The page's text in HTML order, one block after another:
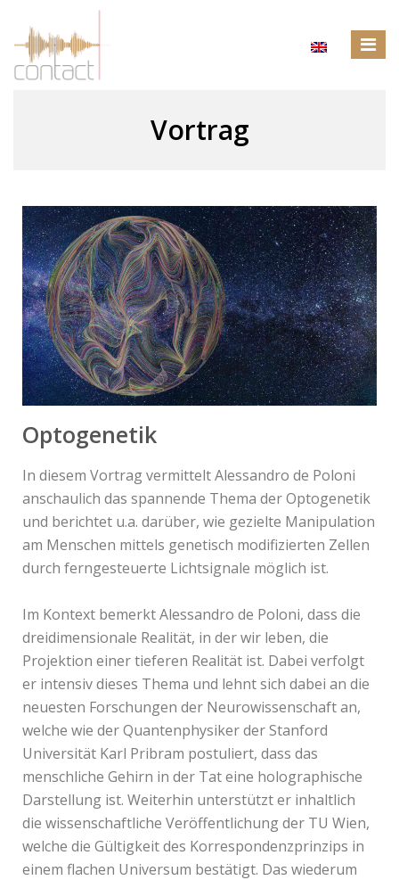
Vortrag
Optogenetik
In diesem Vortrag vermittelt Alessandro de Poloni
anschaulich das spannende Thema der Optogenetik
und berichtet u.a. darüber, wie gezielte Manipulation
am Menschen mittels genetisch modifizierten Zellen
durch ferngesteuerte Lichtsignale möglich ist.
Im Kontext bemerkt Alessandro de Poloni, dass die
dreidimensionale Realität, in der wir leben, die
Projektion einer tieferen Realität ist. Dabei verfolgt
er intensiv dieses Thema und lehnt sich dabei an die
neuesten Forschungen der Neurowissenschaft an,
welche wie der Quantenphysiker der Stanford
Universität Karl Pribram postuliert, dass das
menschliche Gehirn in der Tat eine holographische
Darstellung ist. Weiterhin unterstützt er inhaltlich
die wissenschaftliche Veröffentlichung der TU Wien,
welche die Gültigkeit des Korrespondenzprinzips in
einem flachen Universum bestätigt. Das wiederum